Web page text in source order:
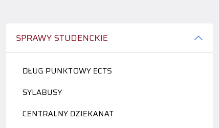
SPRAWY STUDENCKIE
DŁUG PUNKTOWY ECTS
SYLABUSY
CENTRALNY DZIEKANAT